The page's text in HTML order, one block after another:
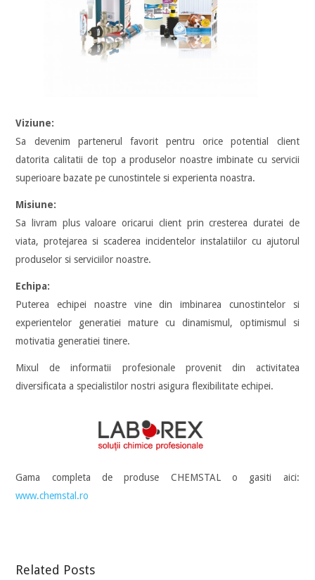
Viziune:
Sa devenim partenerul favorit pentru orice potential client
datorita calitatii de top a produselor noastre imbinate cu servicii
superioare bazate pe cunostintele si experienta noastra.
Misiune:
Sa livram plus valoare oricarui client prin cresterea duratei de
viata, protejarea si scaderea incidentelor instalatiilor cu ajutorul
produselor si serviciilor noastre.
Echipa:
Puterea echipei noastre vine din imbinarea cunostintelor si
experientelor generatiei mature cu dinamismul, optimismul si
motivatia generatiei tinere.
Mixul de informatii profesionale provenit din activitatea
diversificata a specialistilor nostri asigura flexibilitate echipei.
Gama completa de produse CHEMSTAL o gasiti aici:
www.chemstal.ro
Related Posts